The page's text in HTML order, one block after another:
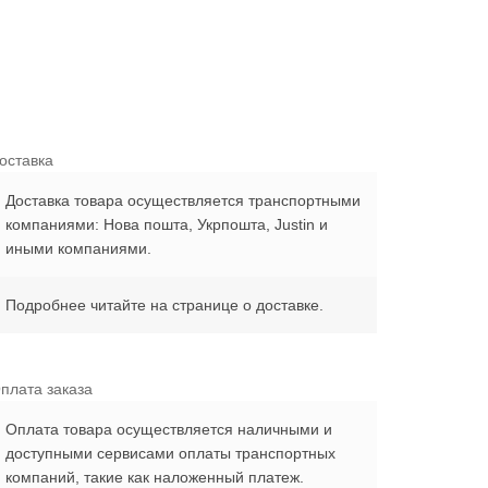
Доставка товара осуществляется транспортными
компаниями: Нова пошта, Укрпошта, Justin и
иными компаниями.
Подробнее читайте на странице о доставке.
заказа
Оплата товара осуществляется наличными и
доступными сервисами оплаты транспортных
компаний, такие как наложенный платеж.